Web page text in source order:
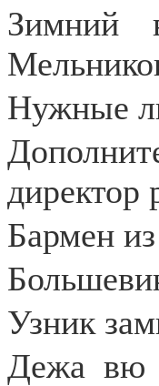
Зимний
Нужные
директор
Бармен
Узник
Дежа вю